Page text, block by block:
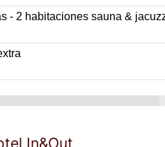
- 2 habitaciones sauna &
In&Out